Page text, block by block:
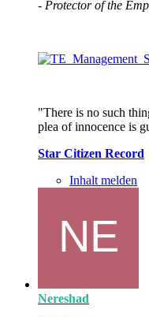
- Protector of the
"There is no such
plea of innocence is
Star Citizen Record
Inhalt melden
Nereshad